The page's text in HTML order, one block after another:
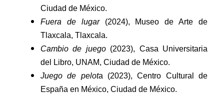
Ciudad de México.
Fuera de lugar (2024), Museo de Arte de
Tlaxcala, Tlaxcala.
Cambio de juego(2023), Casa Universitaria
del Libro, UNAM, Ciudad de México.
Juego de pelota (2023), Centro Cultural de
España en México, Ciudad de México.